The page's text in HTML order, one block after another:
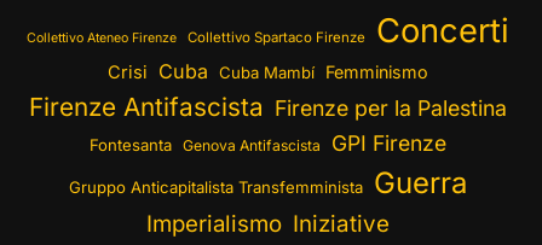
Collettivo Ateneo Firenze Collettivo Spartaco Firenze Concerti
Crisi Cuba Cuba Mambí Femminismo
Firenze Antifascista Firenze per la Palestina
Fontesanta Genova Antifascista GPI Firenze
Gruppo Anticapitalista Transfemminista Guerra
Imperialismo Iniziative